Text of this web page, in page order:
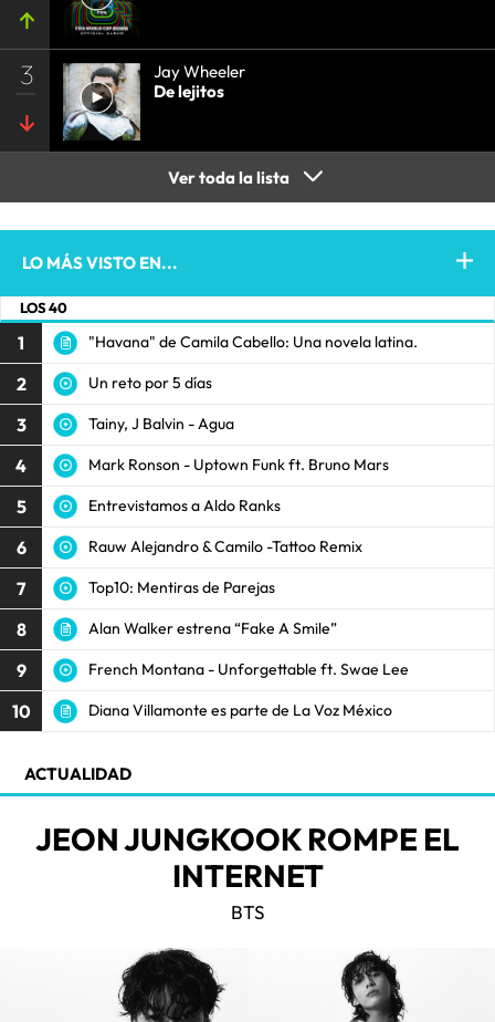
3
Jay Wheeler
De lejitos
Ver toda la lista
LO MÁS VISTO EN...
LOS 40
1 "Havana" de Camila Cabello: Una novela latina.
2 Un reto por 5 días
3 Tainy, J Balvin - Agua
4 Mark Ronson - Uptown Funk ft. Bruno Mars
5 Entrevistamos a Aldo Ranks
6 Rauw Alejandro & Camilo -Tattoo Remix
7 Top10: Mentiras de Parejas
8 Alan Walker estrena “Fake A Smile”
9 French Montana - Unforgettable ft. Swae Lee
10 Diana Villamonte es parte de La Voz México
ACTUALIDAD
JEON JUNGKOOK ROMPE EL
INTERNET
BTS